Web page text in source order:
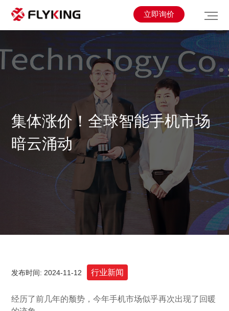
立即询价
集体涨价！全球智能手机市场
暗云涌动
发布时间: 2024-11-12 行业新闻
经历了前几年的颓势，今年手机市场似乎再次出现了回暖